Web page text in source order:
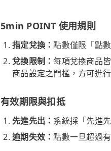
5min POINT 使用規則
指定兌換：點數僅限「點
兌換限制：每項兌換商品
商品設定之門檻，方可進
有效期限與扣抵
先進先出： 系統採「先進
逾期失效：點數一旦超過